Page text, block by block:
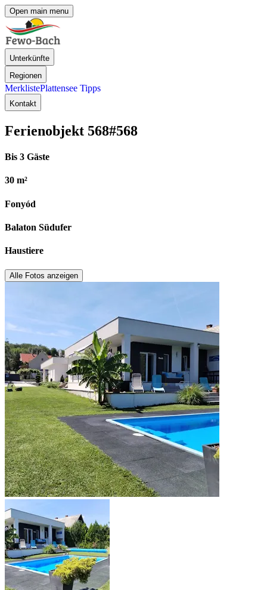
Open main menu
Unterkünfte
Regionen
MerklistePlattensee Tipps
Kontakt
Ferienobjekt 568#568
Bis 3 Gäste
30 m²
Fonyód
Balaton Südufer
Haustiere
Alle Fotos anzeigen